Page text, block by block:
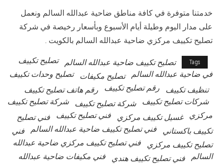
خدمتنا متوفرة في كافة مناطق ضاحية عبدالله السالم ونعمل
على مدار اليوم وطيلة أيام الأسبوع وبأسعار رخيصة في شركة
تصليح تكييف مركزي ضاحية عبدالله السالم بالكويت .
Tags تصليح تكييف ضاحية عبدالله السالم
تصليح تكييف
في ضاحية عبدالله السالم
تصليح مكيفات
تصليح وحدات تكييف
تنظيف تكييف
رقم تصليح تكييف
رقم هاتف تصليح تكييف
شركات تصليح تكييف
شركة تصليح تكييف
شركة تصليح تكييف
مركزي
غسيل تكييف مركزي فني تصليح تكييف
فني تصليح
تكييف باكستاني
فني تصليح تكييف ضاحية عبدالله السالم
فني
تصليح تكييف مركزي
فني تصليح تكييف مركزي ضاحية عبدالله
السالم
فني تصليح تكييف هندي
فني مكيفات ضاحية عبدالله